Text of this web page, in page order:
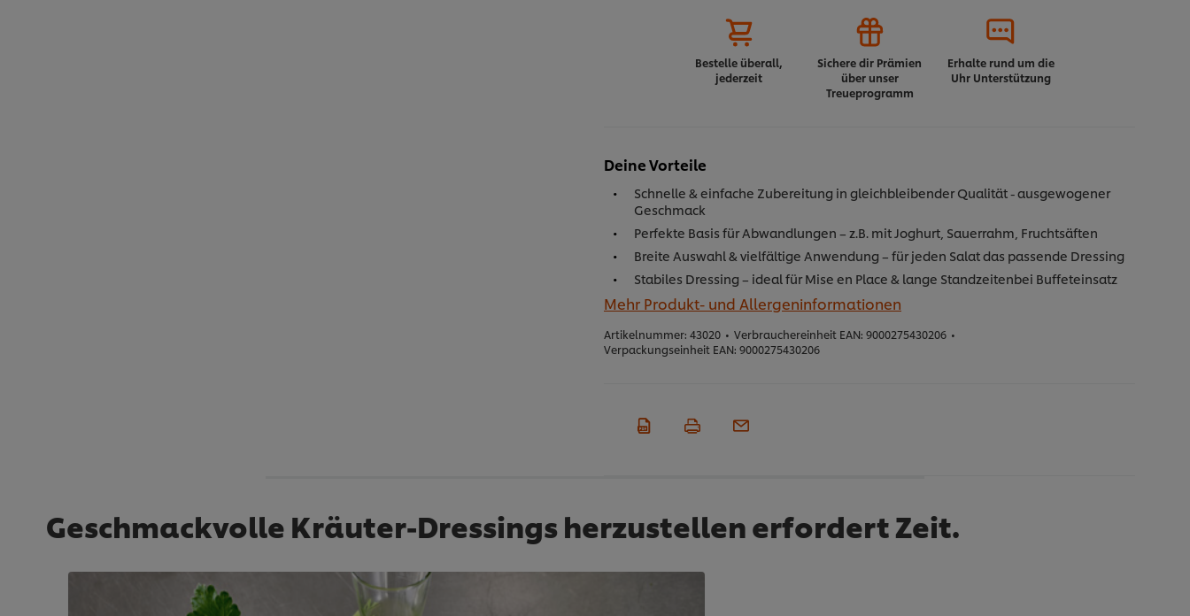
Bestelle überall,
jederzeit
Sichere dir Prämien
über unser
Treueprogramm
Erhalte rund um die
Uhr Unterstützung
Deine Vorteile
Schnelle & einfache Zubereitung in gleichbleibender Qualität - ausgewogener
Geschmack
Perfekte Basis für Abwandlungen – z.B. mit Joghurt, Sauerrahm, Fruchtsäften
Breite Auswahl & vielfältige Anwendung – für jeden Salat das passende Dressing
Stabiles Dressing – ideal für Mise en Place & lange Standzeitenbei Buffeteinsatz
Mehr Produkt- und Allergeninformationen
Artikelnummer: 43020 • Verbrauchereinheit EAN: 9000275430206 •
Verpackungseinheit EAN: 9000275430206
Geschmackvolle Kräuter-Dressings herzustellen erfordert Zeit.